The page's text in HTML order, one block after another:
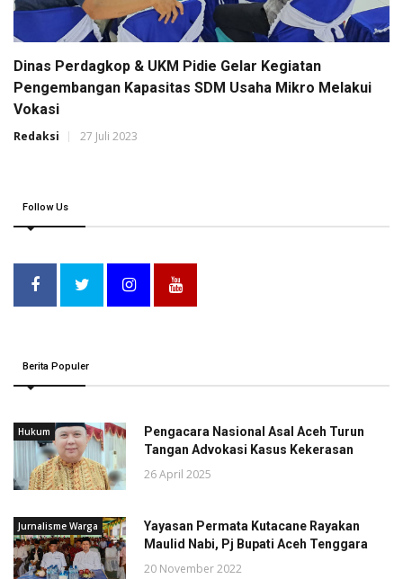
Dinas Perdagkop & UKM Pidie Gelar Kegiatan
Pengembangan Kapasitas SDM Usaha Mikro Melakui
Vokasi
Redaksi 27 Juli 2023
Follow Us
Berita Populer
Hukum
Pengacara Nasional Asal Aceh Turun
Tangan Advokasi Kasus Kekerasan
26 April 2025
Jurnalisme Warga
Yayasan Permata Kutacane Rayakan
Maulid Nabi, Pj Bupati Aceh Tenggara
20 November 2022